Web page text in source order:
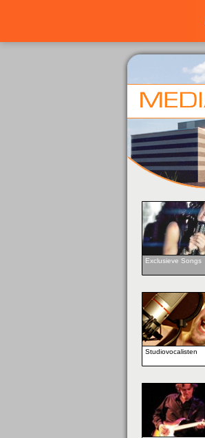
Exclusieve Songs
Studiovocalisten